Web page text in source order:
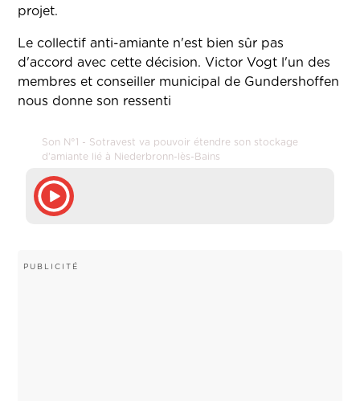
projet.
Le collectif anti-amiante n'est bien sûr pas
d'accord avec cette décision. Victor Vogt l'un des
membres et conseiller municipal de Gundershoffen
nous donne son ressenti
Son N°1 - Sotravest va pouvoir étendre son stockage
d'amiante lié à Niederbronn-lès-Bains